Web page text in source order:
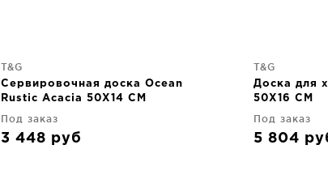
T&G
Сервировочная доска Ocean
Rustic Acacia 50X14 CM
Под заказ
3 448 руб
T&G
Доска для
50X16 CM
Под заказ
5 804